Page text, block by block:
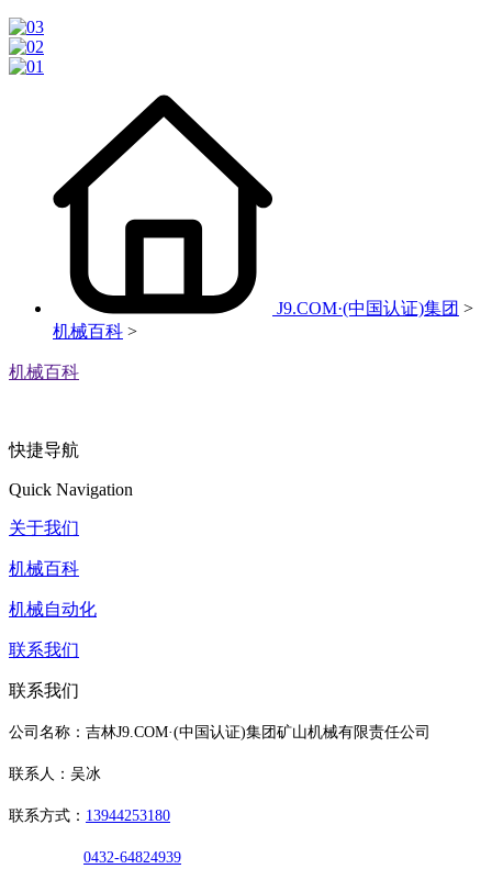
J9.COM·(中国认证)集团 >
机械百科 >
机械百科
快捷导航
Quick Navigation
关于我们
机械百科
机械自动化
联系我们
联系我们
公司名称：吉林J9.COM·(中国认证)集团矿山机械有限责任公司
联系人：吴冰
联系方式： 13944253180
0432-64824939